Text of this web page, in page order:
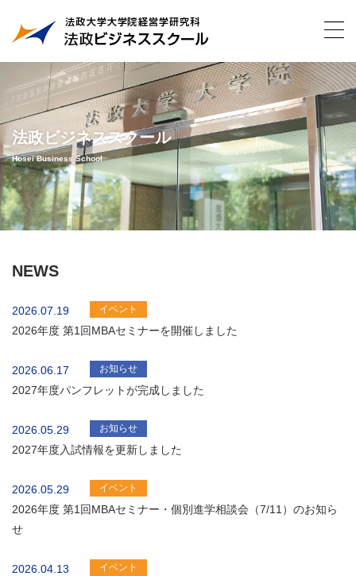
法政ビジネススクール
Hosei Business School
NEWS
2026.07.19 イベント
2026年度 第1回MBAセミナーを開催しました
2026.06.17 お知らせ
2027年度パンフレットが完成しました
2026.05.29 お知らせ
2027年度入試情報を更新しました
2026.05.29 イベント
2026年度 第1回MBAセミナー・個別進学相談会（7/11）のお知ら
せ
2026.04.13 イベント